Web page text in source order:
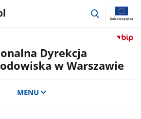
przejdź
Dyrekcja
w Warszawie
MENU